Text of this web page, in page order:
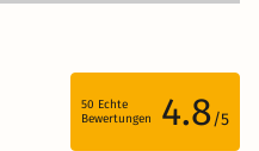
50 Echte
Bewertungen
4.8/5